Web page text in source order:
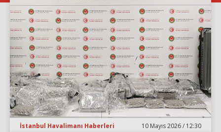
İstanbul Havalimanı Haberleri 10 Mayıs 2026 / 12:30